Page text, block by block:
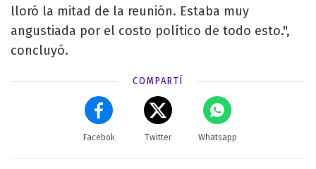
lloró la mitad de la reunión. Estaba muy
angustiada por el costo político de todo esto.",
concluyó.
COMPARTÍ
Facebok Twitter Whatsapp